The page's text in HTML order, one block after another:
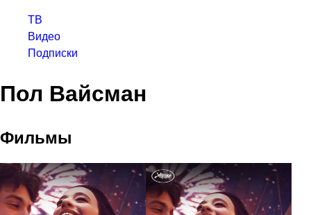
ТВ
Видео
Подписки
Пол Вайсман
Фильмы